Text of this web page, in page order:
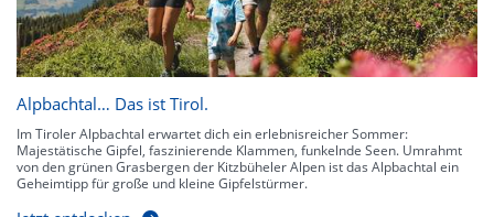
Alpbachtal… Das ist Tirol.
Im Tiroler Alpbachtal erwartet dich ein erlebnisreicher Sommer:
Majestätische Gipfel, faszinierende Klammen, funkelnde Seen. Umrahmt
von den grünen Grasbergen der Kitzbüheler Alpen ist das Alpbachtal ein
Geheimtipp für große und kleine Gipfelstürmer.